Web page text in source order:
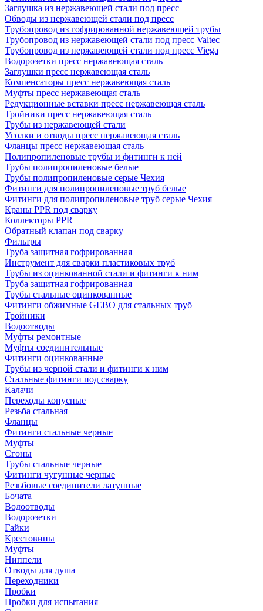
Заглушка из нержавеющей стали под пресс
Обводы из нержавеющей стали под пресс
Трубопровод из гофрированной нержавеющей трубы
Трубопровод из нержавеющей стали под пресс Valtec
Трубопровод из нержавеющей стали под пресс Viega
Водорозетки пресс нержавеющая сталь
Заглушки пресс нержавеющая сталь
Компенсаторы пресс нержавеющая сталь
Муфты пресс нержавеющая сталь
Редукционные вставки пресс нержавеющая сталь
Тройники пресс нержавеющая сталь
Трубы из нержавеющей стали
Уголки и отводы пресс нержавеющая сталь
Фланцы пресс нержавеющая сталь
Полипропиленовые трубы и фитинги к ней
Трубы полипропиленовые белые
Трубы полипропиленовые серые Чехия
Фитинги для полипропиленовые труб белые
Фитинги для полипропиленовые труб серые Чехия
Краны PPR под сварку
Коллекторы PPR
Обратный клапан под сварку
Фильтры
Труба защитная гофрированная
Инструмент для сварки пластиковых труб
Трубы из оцинкованной стали и фитинги к ним
Труба защитная гофрированная
Трубы стальные оцинкованные
Фитинги обжимные GEBO для стальных труб
Тройники
Водоотводы
Муфты ремонтные
Муфты соединительные
Фитинги оцинкованные
Трубы из черной стали и фитинги к ним
Стальные фитинги под сварку
Калачи
Переходы конусные
Резьба стальная
Фланцы
Фитинги стальные черные
Муфты
Сгоны
Трубы стальные черные
Фитинги чугунные черные
Резьбовые соединители латунные
Бочата
Водоотводы
Водорозетки
Гайки
Крестовины
Муфты
Ниппели
Отводы для душа
Переходники
Пробки
Пробки для испытания